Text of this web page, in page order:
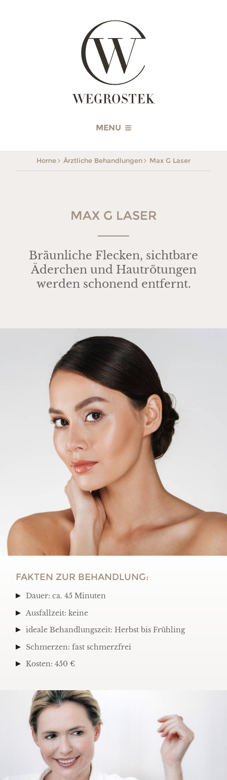
WEGROSTEK
MENU
Home Ärztliche Behandlungen Max G Laser
MAX G LASER
Bräunliche Flecken, sichtbare
Äderchen und Hautrötungen
werden schonend entfernt.
FAKTEN ZUR BEHANDLUNG:
Dauer: ca. 45 Minuten
Ausfallzeit: keine
ideale Behandlungszeit: Herbst bis Frühling
Schmerzen: fast schmerzfrei
Kosten: 450 €